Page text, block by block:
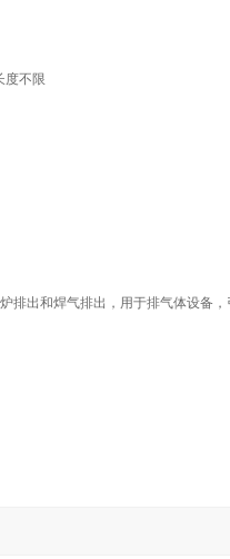
度不限
排出和焊气排出，用于排气体设备